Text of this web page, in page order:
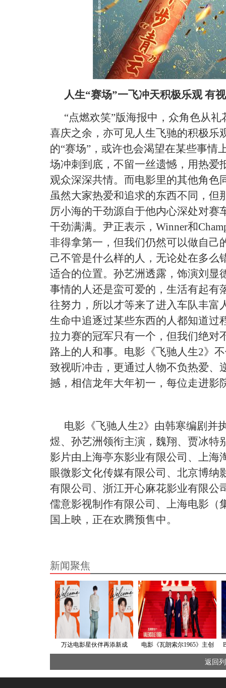
人生“赛场”一飞冲天积极乐观 有
“点燃欢笑”版海报中，众角色从
喜庆之余，亦可见人生飞驰的积极乐
的“赛场”，或许也会渴望在某些事情
场冲刺到底，不留一丝遗憾，用热爱
观众深深共情。而电影里的其他角色
虽然大家热爱和追求的东西不同，但
厉小海的干劲源自于他内心深处对赛
干劲满满。尹正表示，Winner和
非得拿第一，但我们仍然可以做自己
己不管是什么样的人，无论处在多么
适合的位置。孙艺洲透露，饰演刘显
事情的人还是蛮可爱的，生活有起有
往努力，所以才等来了进入车队丰富
生命中追逐过某些东西的人都知道过
拉力赛的冠军只有一个，但我们绝对
路上的人和事。电影《飞驰人生2》
致视听冲击，更通过人物不负热爱、
撼，相信龙年大年初一，每位走进影
电影《飞驰人生2》由韩寒编剧并
煜、孙艺洲领衔主演，魏翔、贾冰特
影片由上海亭东影业有限公司、上海
眼微影文化传媒有限公司、北京博纳
有限公司、浙江开心麻花影业有限公
儒意影视制作有限公司、上海电影（
国上映，正在欢腾预售中。
新闻聚焦
万达电影星伙伴再添新成
生态布局
电影《瓦朗索尔1965》主创
亮相第二十六届上海国际电
影节红毯备受瞩目
返回